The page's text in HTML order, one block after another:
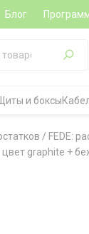
Блог
Щиты и боксы
/ FEDE:
graphite +